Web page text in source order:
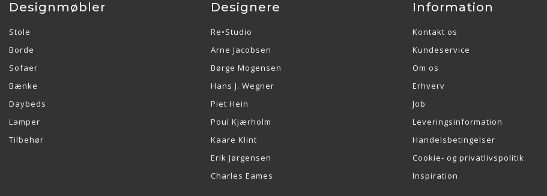
Designmøbler
Stole
Borde
Sofaer
Bænke
Daybeds
Lamper
Tilbehør
Designere
Re•Studio
Arne Jacobsen
Børge Mogensen
Hans J. Wegner
Piet Hein
Poul Kjærholm
Kaare Klint
Erik Jørgensen
Charles Eames
Information
Kontakt os
Kundeservice
Om os
Erhverv
Job
Leveringsinformation
Handelsbetingelser
Cookie- og privatlivspolitik
Inspiration